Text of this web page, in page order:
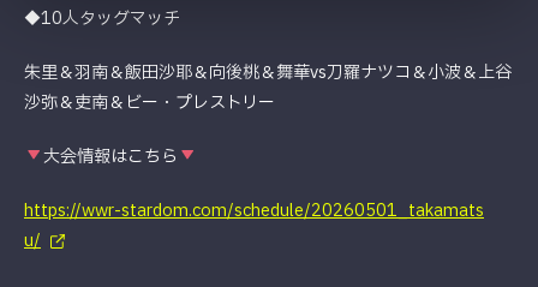
◆10人タッグマッチ
朱里＆羽南＆飯田沙耶＆向後桃＆舞華vs刀羅ナツコ＆小波＆上谷
沙弥＆吏南＆ビー・プレストリー
大会情報はこちら
https://wwr-stardom.com/schedule/20260501_takamats
u/